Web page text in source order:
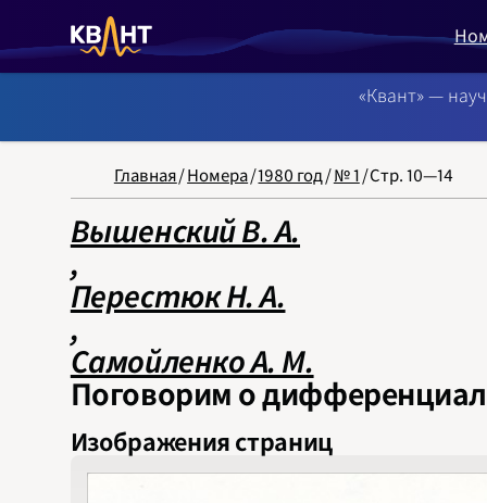
NB:
«Квант» —
Главная/Номера/1980 год/№ 1/Стр. 10—14
Вышенский В. А.
‍,
Перестюк Н. А.
‍,
Самойленко А. М.
Поговорим о
Изображения страниц